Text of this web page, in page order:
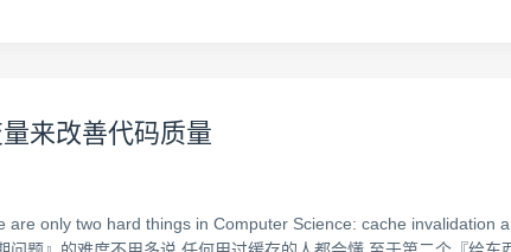
来改善代码质量
only two hard things in Computer Science: cache invalidation